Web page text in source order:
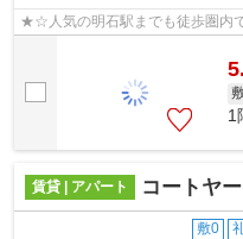
★☆人気の明石駅までも徒歩圏
1
賃貸 | アパート コートヤ
敷0